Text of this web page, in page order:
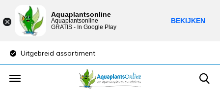
Uitgebreid assortiment
Aquaplantsonline
Aquaplantsonline
GRATIS - In Google Play
BEKIJKEN